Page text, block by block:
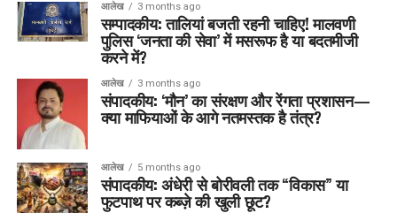
आलेख 3 months ago
सम्पादकीय: तालियां बजती रहनी चाहिए! मालवणी
पुलिस ‘जनता की सेवा’ में मसरूफ है या बदतमीजी
करने में?
आलेख 3 months ago
संपादकीय: ‘मौन’ का संरक्षण और रेंगता प्रशासन—
क्या माफियाओं के आगे नतमस्तक है तंत्र?
आलेख 5 months ago
संपादकीय: अंधेरी से बोरीवली तक “विकास” या
फुटपाथ पर कब्ज़े की खुली छूट?